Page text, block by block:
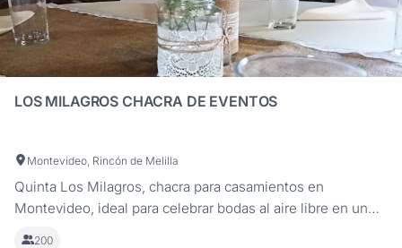
LOS MILAGROS CHACRA DE EVENTOS
Montevideo, Rincón de Melilla
Quinta Los Milagros, chacra para casamientos en
Montevideo, ideal para celebrar bodas al aire libre en un
200